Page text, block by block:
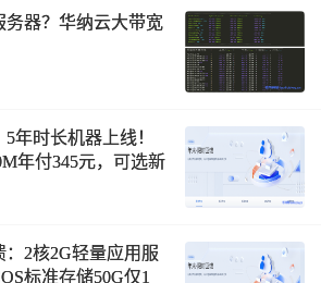
务器？华纳云大带宽
年时长机器上线！
年付345元，可选新
房
2核2G轻量应用服
标准存储50G仅1